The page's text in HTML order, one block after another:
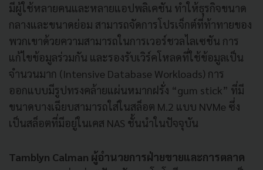
มีผู้ใช้หลายคนและหลายแอปพลิเคชัน ทำให้ธุรกิจขนาด
กลางและขนาดย่อม สามารถจัดการโปรเจ็กต์ที่ท้าทายของ
พวกเขาด้วยความสามารถในการเวอร์ชวลไลเซชัน การ
แก้ไขข้อมูลร่วมกัน และรองรับเวิร์คโหลดที่ใช้ข้อมูลเป็น
จำนวนมาก (Intensive Database Workloads) การ
ออกแบบมีรูปทรงคล้ายแผ่นหมากฝรั่ง “gum stick” ที่มี
ขนาดบางเฉียบสามารถใส่ในสล็อต M.2 แบบ NVMe ซึ่ง
เป็นสล็อตที่มีอยู่ในเคส NAS ชั้นนำในปัจจุบัน
Tamblyn Calman ผู้อำนวยการฝ่ายขายและการตลาด